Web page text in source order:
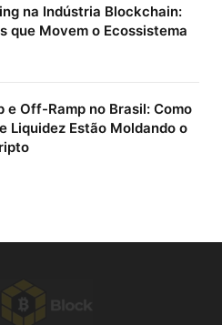
na Indústria Blockchain:
que Movem o Ecossistema
e Off-Ramp no Brasil: Como
Liquidez Estão Moldando o